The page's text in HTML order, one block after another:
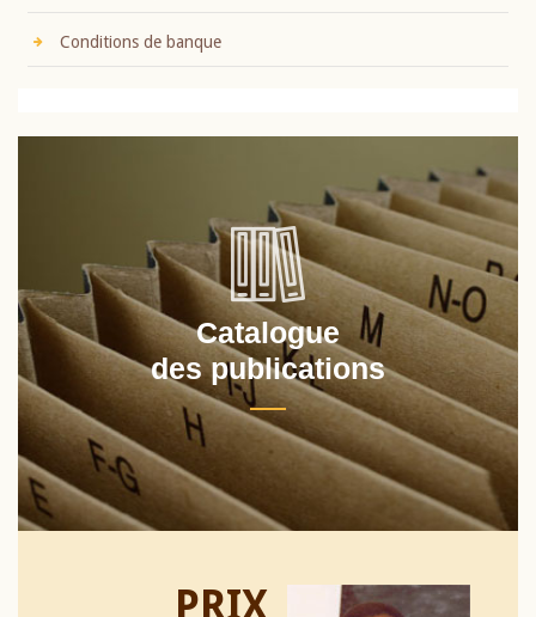
Conditions de banque
Catalogue
des publications
PRIX